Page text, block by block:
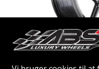
ABS F33